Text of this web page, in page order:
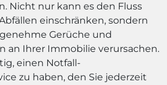
Nicht nur kann es den Fluss
einschränken, sondern
Gerüche und
an Ihrer Immobilie verursachen.
einen Notfall-
zu haben, den Sie jederzeit